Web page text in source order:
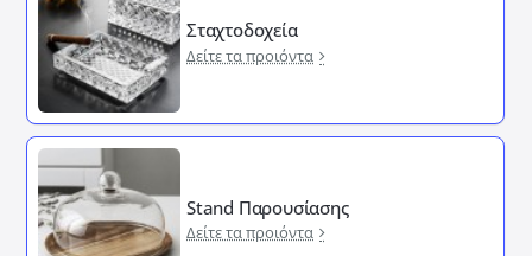
Σταχτοδοχεία
Δείτε τα προιόντα
Stand Παρουσίασης
Δείτε τα προιόντα